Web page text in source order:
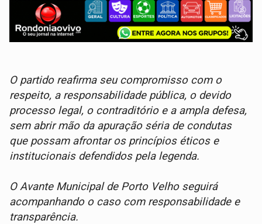
O partido reafirma seu compromisso com o
respeito, a responsabilidade pública, o devido
processo legal, o contraditório e a ampla defesa,
sem abrir mão da apuração séria de condutas
que possam afrontar os princípios éticos e
institucionais defendidos pela legenda.
O Avante Municipal de Porto Velho seguirá
acompanhando o caso com responsabilidade e
transparência.